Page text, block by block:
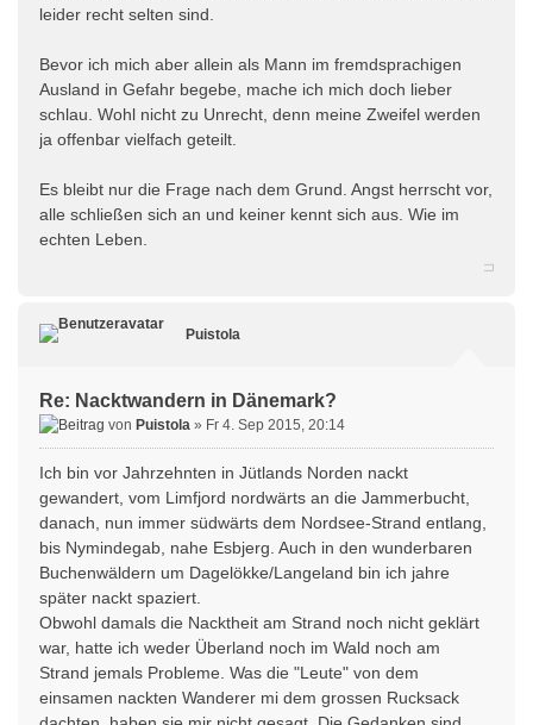
leider recht selten sind.
Bevor ich mich aber allein als Mann im fremdsprachigen
Ausland in Gefahr begebe, mache ich mich doch lieber
schlau. Wohl nicht zu Unrecht, denn meine Zweifel werden
ja offenbar vielfach geteilt.
Es bleibt nur die Frage nach dem Grund. Angst herrscht vor,
alle schließen sich an und keiner kennt sich aus. Wie im
echten Leben.
Puistola
Re: Nacktwandern in Dänemark?
von Puistola » Fr 4. Sep 2015, 20:14
Ich bin vor Jahrzehnten in Jütlands Norden nackt
gewandert, vom Limfjord nordwärts an die Jammerbucht,
danach, nun immer südwärts dem Nordsee-Strand entlang,
bis Nymindegab, nahe Esbjerg. Auch in den wunderbaren
Buchenwäldern um Dagelökke/Langeland bin ich jahre
später nackt spaziert.
Obwohl damals die Nacktheit am Strand noch nicht geklärt
war, hatte ich weder Überland noch im Wald noch am
Strand jemals Probleme. Was die "Leute" von dem
einsamen nackten Wanderer mi dem grossen Rucksack